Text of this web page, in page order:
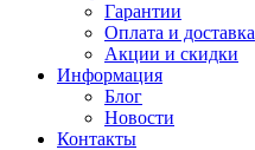
Гарантии
Оплата и доставка
Акции и скидки
Информация
Блог
Новости
Контакты